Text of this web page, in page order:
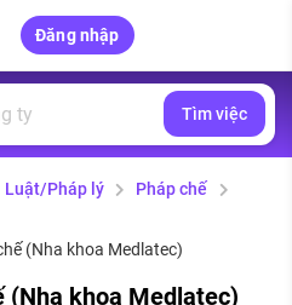
Đăng nhập
Tìm việc
Luật/Pháp lý
Pháp chế
(Nha khoa Medlatec)
(Nha khoa Medlatec)